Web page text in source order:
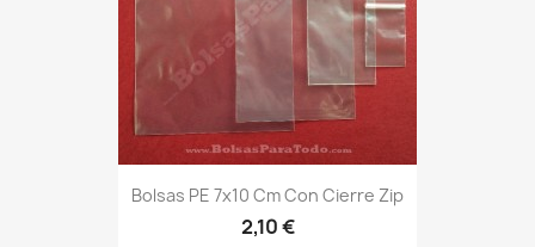
Bolsas PE 7x10 Cm Con Cierre Zip
2,10 €